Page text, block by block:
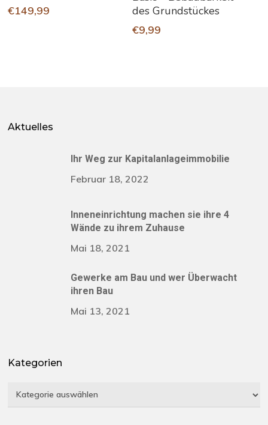
€149,99
des Grundstückes
€9,99
Aktuelles
Ihr Weg zur Kapitalanlageimmobilie
Februar 18, 2022
Inneneinrichtung machen sie ihre 4
Wände zu ihrem Zuhause
Mai 18, 2021
Gewerke am Bau und wer Überwacht
ihren Bau
Mai 13, 2021
Kategorien
Kategorien